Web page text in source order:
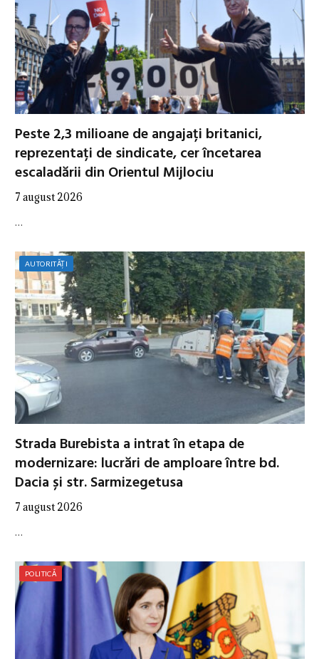
Peste 2,3 milioane de angajați britanici,
reprezentați de sindicate, cer încetarea
escaladării din Orientul Mijlociu
7 august 2026
…
AUTORITĂȚI
Strada Burebista a intrat în etapa de
modernizare: lucrări de amploare între bd.
Dacia și str. Sarmizegetusa
7 august 2026
…
POLITICĂ